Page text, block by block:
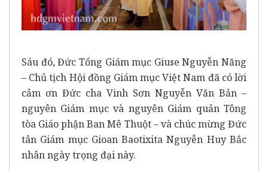
Sáu đó, Đức Tổng Giám mục Giuse Nguyễn Năng
– Chủ tịch Hội đồng Giám mục Việt Nam đã có lời
cảm ơn Đức cha Vinh Sơn Nguyễn Văn Bản –
nguyên Giám mục và nguyên Giám quản Tông
tòa Giáo phận Ban Mê Thuột – và chúc mừng Đức
tân Giám mục Gioan Baotixita Nguyễn Huy Bắc
nhân ngày trọng đại này.